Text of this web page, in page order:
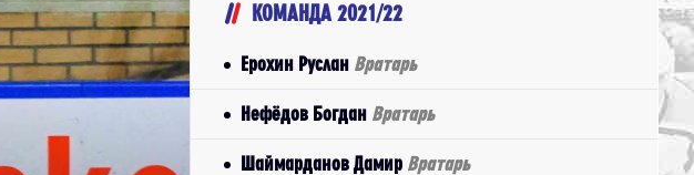
КОМАНДА 2021/22
Ерохин Руслан Вратарь
Нефёдов Богдан Вратарь
Шаймарданов Дамир Вратарь